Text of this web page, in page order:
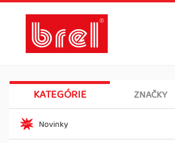
KATEGÓRIE ZNAČKY
Novinky